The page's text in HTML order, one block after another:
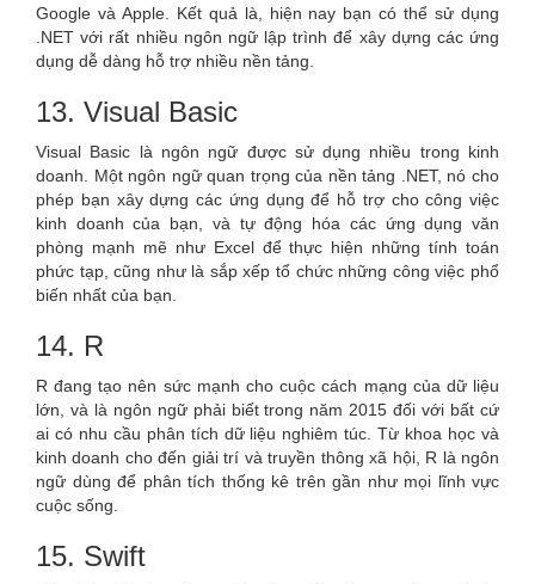
Google và Apple. Kết quả là, hiện nay bạn có thể sử dụng
.NET với rất nhiều ngôn ngữ lập trình để xây dựng các ứng
dụng dễ dàng hỗ trợ nhiều nền tảng.
13. Visual Basic
Visual Basic là ngôn ngữ được sử dụng nhiều trong kinh
doanh. Một ngôn ngữ quan trọng của nền tảng .NET, nó cho
phép bạn xây dựng các ứng dụng để hỗ trợ cho công việc
kinh doanh của bạn, và tự động hóa các ứng dụng văn
phòng mạnh mẽ như Excel để thực hiện những tính toán
phức tạp, cũng như là sắp xếp tổ chức những công việc phổ
biến nhất của bạn.
14. R
R đang tạo nên sức mạnh cho cuộc cách mạng của dữ liệu
lớn, và là ngôn ngữ phải biết trong năm 2015 đối với bất cứ
ai có nhu cầu phân tích dữ liệu nghiêm túc. Từ khoa học và
kinh doanh cho đến giải trí và truyền thông xã hội, R là ngôn
ngữ dùng để phân tích thống kê trên gần như mọi lĩnh vực
cuộc sống.
15. Swift